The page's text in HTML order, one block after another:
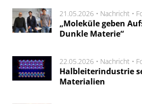
21.05.2026 • Nachricht •
„Moleküle geben
Dunkle Materie“
22.05.2026 • Nachricht •
Halbleiterindustrie
Materialien